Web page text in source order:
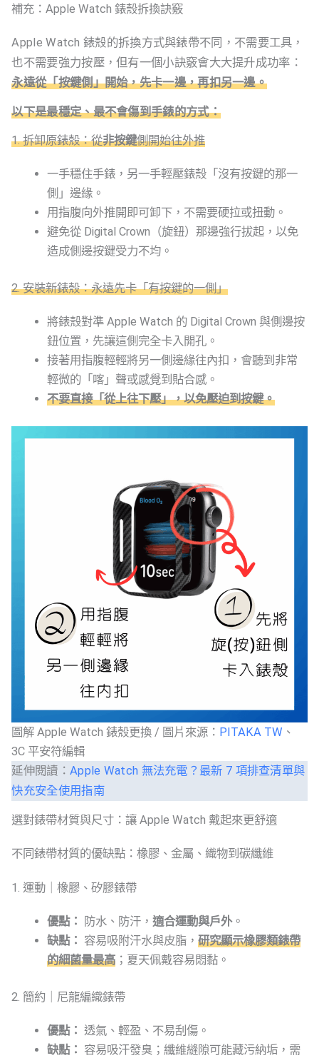
補充：Apple Watch 錶殼拆換訣竅
Apple Watch 錶殼的拆換方式與錶帶不同，不需要工具，
也不需要強力按壓，但有一個小訣竅會大大提升成功率：
永遠從「按鍵側」開始，先卡一邊，再扣另一邊。
以下是最穩定、最不會傷到手錶的方式：
1. 拆卸原錶殼：從非按鍵側開始往外推
一手穩住手錶，另一手輕壓錶殼「沒有按鍵的那一
側」邊緣。
用指腹向外推開即可卸下，不需要硬拉或扭動。
避免從 Digital Crown（旋鈕）那邊強行拔起，以免
造成側邊按鍵受力不均。
2. 安裝新錶殼：永遠先卡「有按鍵的一側」
將錶殼對準 Apple Watch 的 Digital Crown 與側邊按
鈕位置，先讓這側完全卡入開孔。
接著用指腹輕輕將另一側邊緣往內扣，會聽到非常
輕微的「喀」聲或感覺到貼合感。
不要直接「從上往下壓」，以免壓迫到按鍵。
圖解 Apple Watch 錶殼更換 / 圖片來源： PITAKA TW 、
3C 平安符編輯
延伸閱讀： Apple Watch 無法充電？最新 7 項排查清單與
快充安全使用指南
選對錶帶材質與尺寸：讓 Apple Watch 戴起來更舒適
不同錶帶材質的優缺點：橡膠、金屬、織物到碳纖維
1. 運動｜橡膠、矽膠錶帶
優點： 防水、防汗， 適合運動與戶外。
缺點： 容易吸附汗水與皮脂， 研究顯示橡膠類錶帶
的細菌量最高；夏天佩戴容易悶黏。
2. 簡約｜尼龍編織錶帶
優點： 透氣、輕盈、不易刮傷。
缺點： 容易吸汗發臭；纖維縫隙可能藏污納垢，需